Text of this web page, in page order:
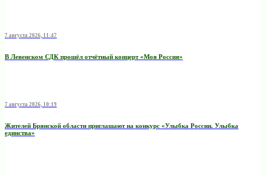
7 августа 2026, 11:47
В Левенском СДК прошёл отчётный концерт «Моя Россия»
7 августа 2026, 10:19
Жителей Брянской области приглашают на конкурс «Улыбка России. Улыбка
единства»